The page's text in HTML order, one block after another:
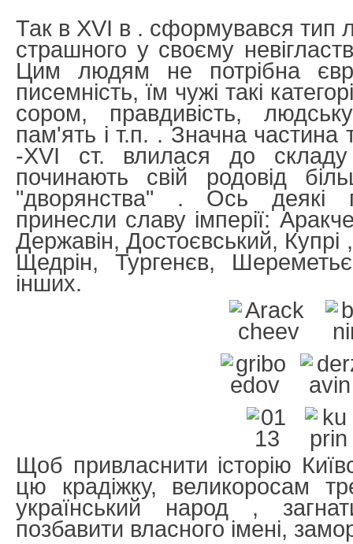
Так в XVI в . сформувався тип
страшного у своєму
Цим людям не потрібна
писемність, їм чужі такі
сором, правдивість, людську
пам'ять і т.п. . Значна частина
-XVI ст. влилася до складу
починають свій родовід
"дворянства" . Ось деякі
принесли славу імперії:
Державін, Достоєвський,
Щедрін, Тургенєв,
інших.
Щоб привласнити історію
цю крадіжку, великоросам
український народ ,
позбавити власного імені,